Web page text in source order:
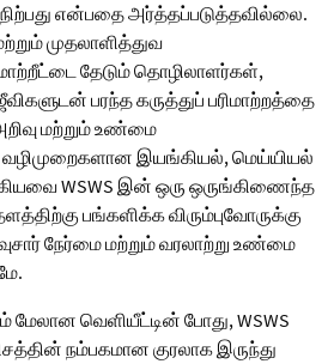
நிற்பது என்பதை அர்த்தப்படுத்தவில்லை.
முதலாளித்துவ
தேடும் தொழிலாளர்கள்,
பரந்த கருத்துப் பரிமாற்றத்தை
மற்றும் உண்மை
வழிமுறைகளான இயங்கியல், மெய்யியல்
WSWS இன் ஒரு ஒருங்கிணைந்த
பங்களிக்க விரும்புவோருக்கு
நேர்மை மற்றும் வரலாற்று உண்மை
வெளியீட்டின் போது, WSWS
நம்பகமான குரலாக இருந்து